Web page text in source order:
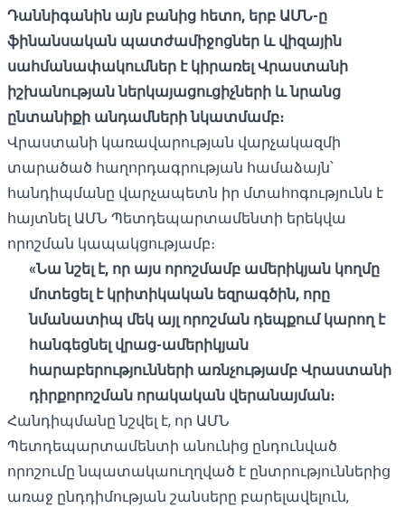
Դաննիգանին այն բանից հետո, երբ ԱՄՆ-ը
ֆինանսական պատժամիջոցներ և վիզային
սահմանափակումներ է կիրառել Վրաստանի
իշխանության ներկայացուցիչների և նրանց
ընտանիքի անդամների նկատմամբ։
Վրաստանի կառավարության վարչակազմի
տարածած հաղորդագրության համաձայն՝
հանդիպմանը վարչապետն իր մտահոգությունն է
հայտնել ԱՄՆ Պետդեպարտամենտի երեկվա
որոշման կապակցությամբ։
«Նա նշել է, որ այս որոշմամբ ամերիկյան կողմը
մոտեցել է կրիտիկական եզրագծին, որը
նմանատիպ մեկ այլ որոշման դեպքում կարող է
հանգեցնել վրաց-ամերիկյան
հարաբերությունների առնչությամբ Վրաստանի
դիրքորոշման որակական վերանայման։
Հանդիպմանը նշվել է, որ ԱՄՆ
Պետդեպարտամենտի անունից ընդունված
որոշումը նպատակաուղղված է ընտրություններից
առաջ ընդդիմության շանսերը բարելավելուն,